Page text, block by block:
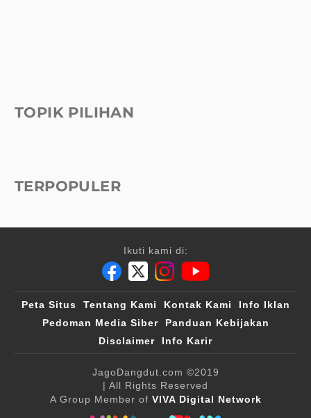
TOPIK PILIHAN
TERPOPULER
Ikuti kami di:
Peta Situs Tentang Kami Kontak Kami
Info Iklan
Pedoman Media Siber
Panduan Kebijakan
Disclaimer
Info Karir
JagoDangdut.com ©2019
| All Rights Reserved
A Group Member of VIVA Digital Network